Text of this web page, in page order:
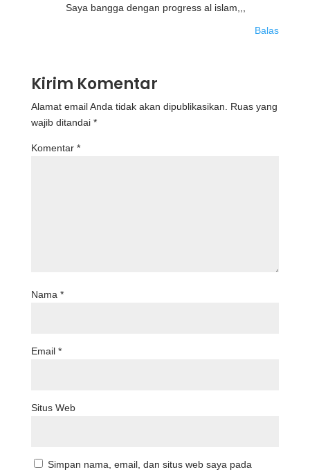
Saya bangga dengan progress al islam,,,
Balas
Kirim Komentar
Alamat email Anda tidak akan dipublikasikan.
Ruas yang
wajib ditandai *
Komentar *
Nama *
Email *
Situs Web
Simpan nama, email, dan situs web saya pada